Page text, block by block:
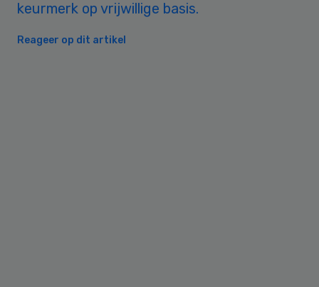
keurmerk op vrijwillige basis.
Reageer op dit artikel